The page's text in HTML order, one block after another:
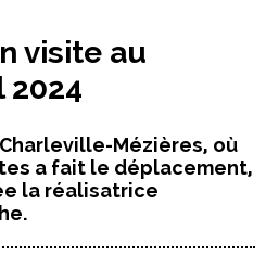
visite au
2024
Mézières, où
a fait le déplacement,
la réalisatrice